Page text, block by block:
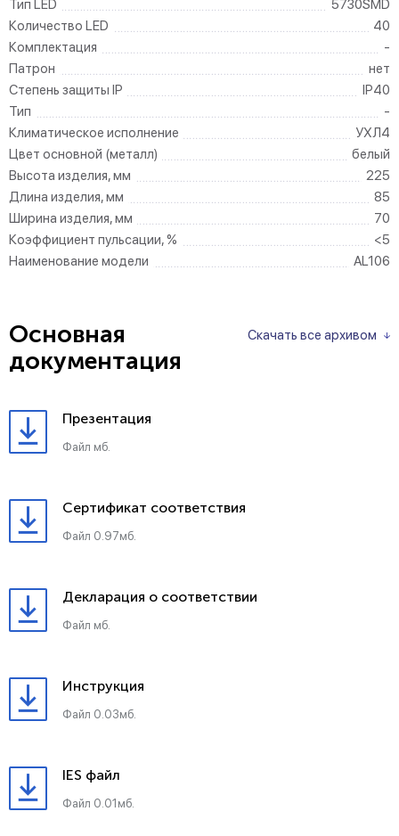
Тип LED
5730SMD
Количество LED
40
Комплектация
-
Патрон
нет
Степень защиты IP
IP40
Тип
-
Климатическое исполнение
УХЛ4
Цвет основной (металл)
белый
Высота изделия, мм
225
Длина изделия, мм
85
Ширина изделия, мм
70
Коэффициент пульсации, %
<5
Наименование модели
AL106
Скачать все архивом
Основная
документация
Презентация
Файл мб.
Сертификат соответствия
Файл 0.97мб.
Декларация о соответствии
Файл мб.
Инструкция
Файл 0.03мб.
IES файл
Файл 0.01мб.